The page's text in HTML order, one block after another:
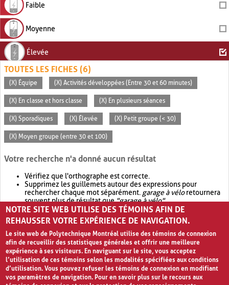
Faible
Moyenne
Élevée
TOUTES LES FICHES (6)
(X) Équipe (X) Activités développées (Entre 30 et 60 minutes)
(X) En classe et hors classe (X) En plusieurs séances
(X) Sporadiques (X) Élevée (X) Petit groupe (< 30)
(X) Moyen groupe (entre 30 et 100)
Votre recherche n'a donné aucun résultat
Vérifiez que l'orthographe est correcte.
Supprimez les guillemets autour des expressions pour
rechercher chaque mot séparément. garage à véloretournera
souvent plus de résultat que"garage à vélo".
Envisagez d'élargir votre recherche avec OR.garage OR vélo
retournera souvent plus de résultat quegarage à vélo
NOTRE SITE WEB UTILISE DES TÉMOINS AFIN DE
REHAUSSER VOTRE EXPÉRIENCE DE NAVIGATION.
Le site web de Polytechnique Montréal utilise des témoins de connexion
afin de recueillir des statistiques générales et offrir une meilleure
expérience à ses visiteurs. En naviguant sur le site, vous acceptez
l’utilisation de ces témoins selon les modalités spécifiées aux conditions
d’utilisation. Vous pouvez refuser les témoins de connexion en modifiant
vos paramètres de navigation. Pour en savoir plus sur le recours aux